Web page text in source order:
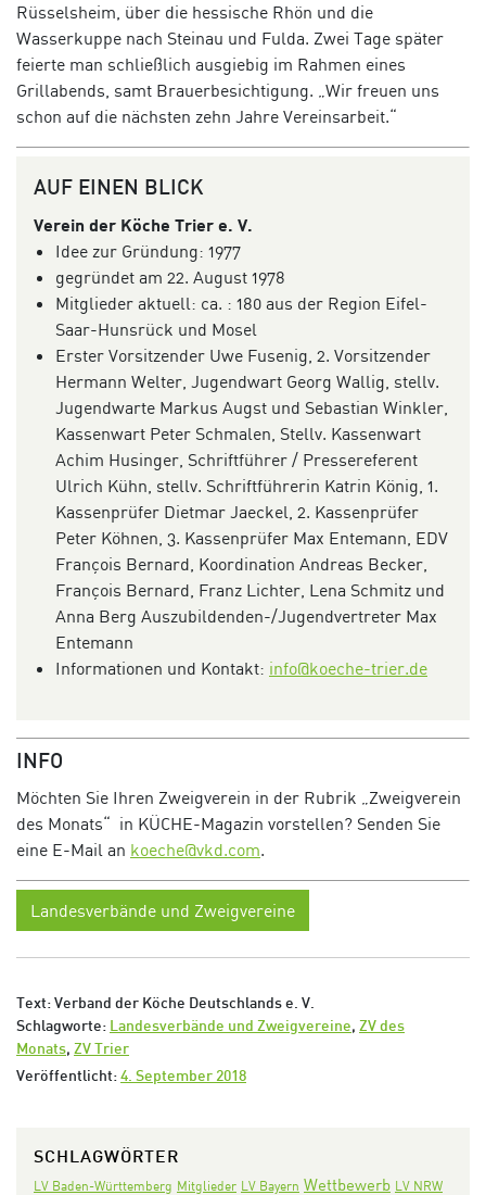
Rüsselsheim, über die hessische Rhön und die
Wasserkuppe nach Steinau und Fulda. Zwei Tage später
feierte man schließlich ausgiebig im Rahmen eines
Grillabends, samt Brauerbesichtigung. „Wir freuen uns
schon auf die nächsten zehn Jahre Vereinsarbeit.“
AUF EINEN BLICK
Verein der Köche Trier e. V.
Idee zur Gründung: 1977
gegründet am 22. August 1978
Mitglieder aktuell: ca. : 180 aus der Region Eifel-
Saar-Hunsrück und Mosel
Erster Vorsitzender Uwe Fusenig, 2. Vorsitzender
Hermann Welter, Jugendwart Georg Wallig, stellv.
Jugendwarte Markus Augst und Sebastian Winkler,
Kassenwart Peter Schmalen, Stellv. Kassenwart
Achim Husinger, Schriftführer / Pressereferent
Ulrich Kühn, stellv. Schriftführerin Katrin König, 1.
Kassenprüfer Dietmar Jaeckel, 2. Kassenprüfer
Peter Köhnen, 3. Kassenprüfer Max Entemann, EDV
François Bernard, Koordination Andreas Becker,
François Bernard, Franz Lichter, Lena Schmitz und
Anna Berg Auszubildenden-/Jugendvertreter Max
Entemann
Informationen und Kontakt: info@koeche-trier.de
INFO
Möchten Sie Ihren Zweigverein in der Rubrik „Zweigverein
des Monats“ in KÜCHE-Magazin vorstellen? Senden Sie
eine E-Mail an koeche@vkd.com.
Landesverbände und Zweigvereine
Text: Verband der Köche Deutschlands e. V.
Schlagworte: Landesverbände und Zweigvereine, ZV des
Monats, ZV Trier
Veröffentlicht: 4. September 2018
SCHLAGWÖRTER
LV Baden-Württemberg Mitglieder LV Bayern Wettbewerb LV NRW